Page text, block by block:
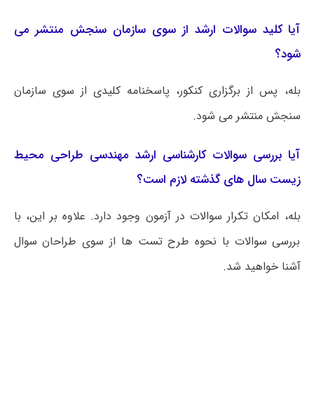
آیا کلید سوالات ارشد از سوی سازمان سنجش منتشر می
شود؟
بله، پس از برگزاری کنکور، پاسخنامه کلیدی از سوی سازمان
سنجش منتشر می شود.
آیا بررسی سوالات کارشناسی ارشد مهندسی طراحی محیط
زیست سال های گذشته لازم است؟
بله، امکان تکرار سوالات در آزمون وجود دارد. علاوه بر این، با
بررسی سوالات با نحوه طرح تست ها از سوی طراحان سوال
آشنا خواهید شد.